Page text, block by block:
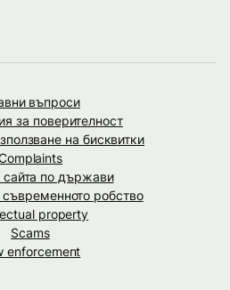
въпроси
за поверителност
на бисквитки
сайта по държави
робство
property
Scams
enforcement